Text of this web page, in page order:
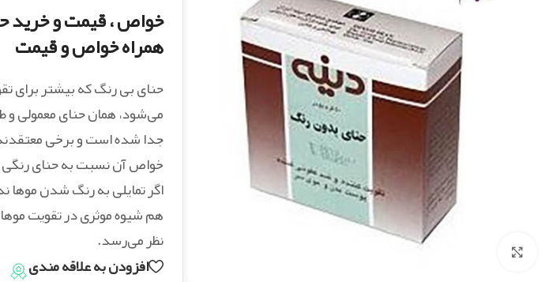
بزرگنمایی تصویر
خواص ، قیمت و خرید
همراه خواص و قیمت
حنای بی رنگ که بیشتر برای
می‌شود، همان حنای معمولی
جدا شده است و برخی
خواص آن نسبت به حنای
اگر تمایلی به رنگ شدن موها
هم شیوه موثری در تقویت
نظر می‌رسد.
افزودن به علاقه مندی